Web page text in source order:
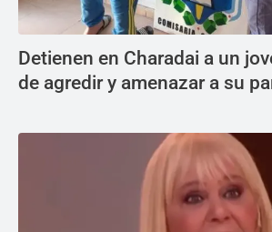
Detienen en Charadai a un
de agredir y amenazar a su